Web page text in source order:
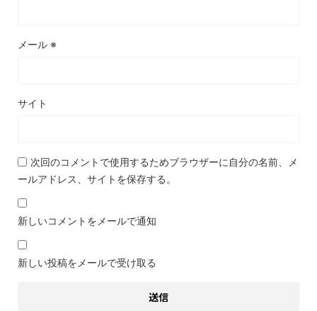
メール ※
サイト
次回のコメントで使用するためブラウザーに自分の名前、メ
ールアドレス、サイトを保存する。
新しいコメントをメールで通知
新しい投稿をメールで受け取る